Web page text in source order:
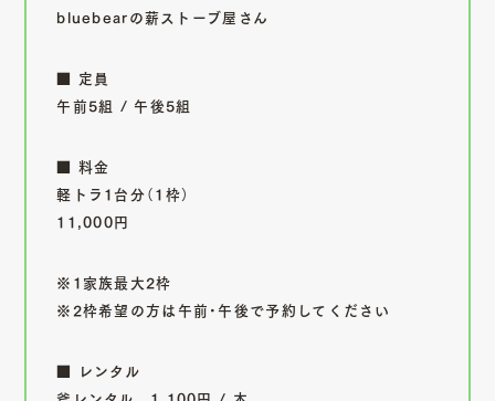
bluebearの薪ストーブ屋さん
■ 定員
午前5組 / 午後5組
■ 料金
軽トラ1台分（1枠）
11,000円
※1家族最大2枠
※2枠希望の方は午前・午後で予約してください
■ レンタル
斧レンタル 1,100円 / 本